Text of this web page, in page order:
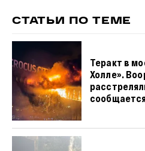
СТАТЬИ ПО ТЕМЕ
Теракт в
Холле».